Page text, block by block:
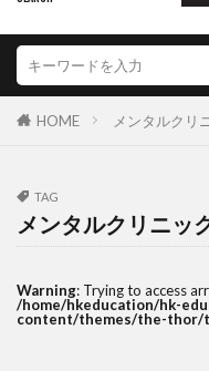
HOME メンタルクリ
TAG
メンタルクリニッ
Warning: Trying to access
/home/hkeducation/hk-
content/themes/the-thor/